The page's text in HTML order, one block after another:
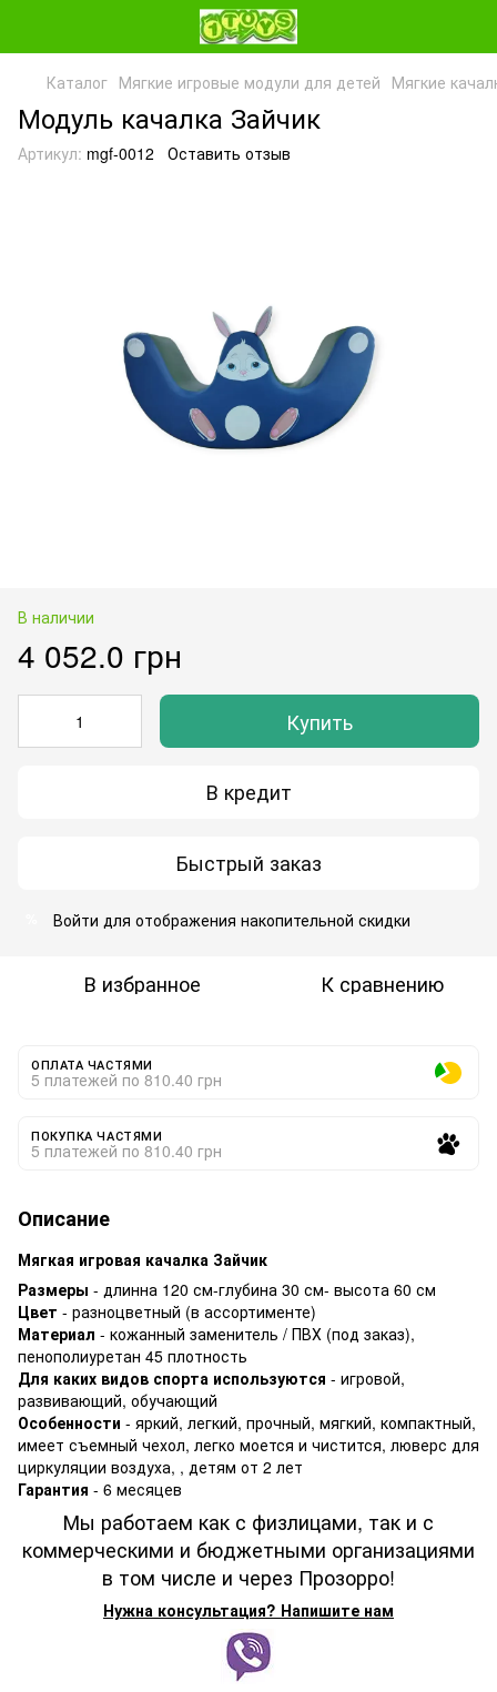
Каталог Мягкие игровые модули для детей Мягкие
Модуль качалка Зайчик
Артикул: mgf-0012 Оставить отзыв
В наличии
4 052.0 грн
Купить
В кредит
Быстрый заказ
Войти для отображения накопительной скидки
В избранное К сравнению
ОПЛАТА ЧАСТЯМИ
5 платежей по 810.40 грн
ПОКУПКА ЧАСТЯМИ
5 платежей по 810.40 грн
Описание
Мягкая игровая качалка Зайчик
Размеры - длинна 120 см-глубина 30 см- высота 60 см
Цвет - разноцветный (в ассортименте)
Материал - кожанный заменитель / ПВХ (под заказ),
пенополиуретан 45 плотность
Для каких видов спорта используются - игровой,
развивающий, обучающий
Особенности - яркий, легкий, прочный, мягкий, компактный,
имеет съемный чехол, легко моется и чистится, люверс для
циркуляции воздуха, , детям от 2 лет
Гарантия - 6 месяцев
Мы работаем как с физлицами, так и с
коммерческими и бюджетными организациями
в том числе и через Прозорро!
Нужна консультация? Напишите нам